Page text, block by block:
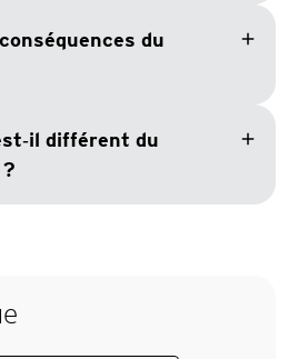
du
add
différent du
add